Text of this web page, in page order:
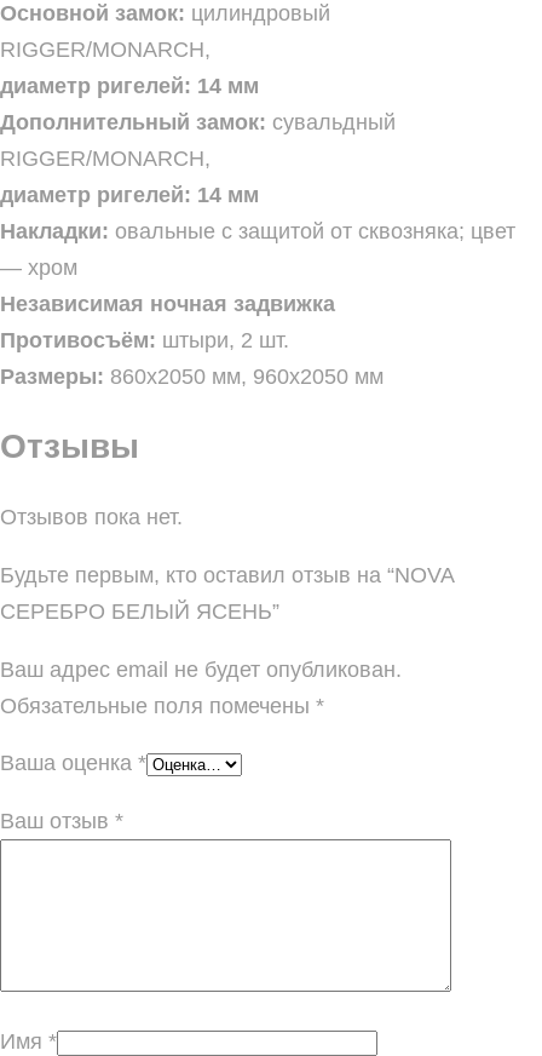
Основной замок: цилиндровый
RIGGER/MONARCH,
диаметр ригелей: 14 мм
Дополнительный замок: сувальдный
RIGGER/MONARCH,
диаметр ригелей: 14 мм
Накладки: овальные с защитой от сквозняка; цвет
— хром
Независимая ночная задвижка
Противосъём: штыри, 2 шт.
Размеры: 860х2050 мм, 960х2050 мм
Отзывы
Отзывов пока нет.
Будьте первым, кто оставил отзыв на “NOVA
СЕРЕБРО БЕЛЫЙ ЯСЕНЬ”
Ваш адрес email не будет опубликован.
Обязательные поля помечены *
Ваша оценка *
Ваш отзыв *
Имя *